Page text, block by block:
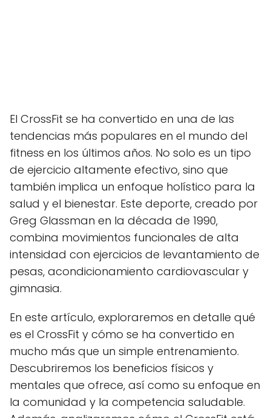
El CrossFit se ha convertido en una de las
tendencias más populares en el mundo del
fitness en los últimos años. No solo es un tipo
de ejercicio altamente efectivo, sino que
también implica un enfoque holístico para la
salud y el bienestar. Este deporte, creado por
Greg Glassman en la década de 1990,
combina movimientos funcionales de alta
intensidad con ejercicios de levantamiento de
pesas, acondicionamiento cardiovascular y
gimnasia.
En este artículo, exploraremos en detalle qué
es el CrossFit y cómo se ha convertido en
mucho más que un simple entrenamiento.
Descubriremos los beneficios físicos y
mentales que ofrece, así como su enfoque en
la comunidad y la competencia saludable.